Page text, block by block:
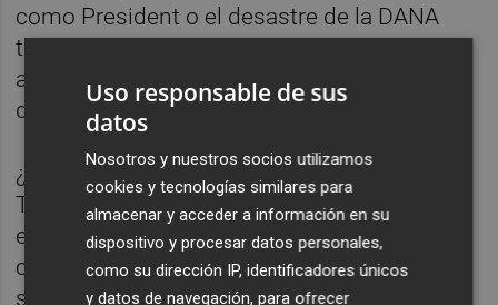
como President o el desastre de la DANA
también va a
arruinarle eso? Tenemos datos, rumores,
deseos y apuestas.
¿Y vamos a tener finalmente decreto
Trolebús o qué pasa aquí? Por supuesto, en
este capítulo de La Paella Rusa contamos
con una nueva entrega de la yacélebre
sección “¿Qué ha hecho esta semana el
Uso responsable de sus
datos
Nosotros y nuestros socios utilizamos
cookies y tecnologías similares para
almacenar y acceder a información en su
dispositivo y procesar datos personales,
como su dirección IP, identificadores únicos
y datos de navegación, para ofrecer